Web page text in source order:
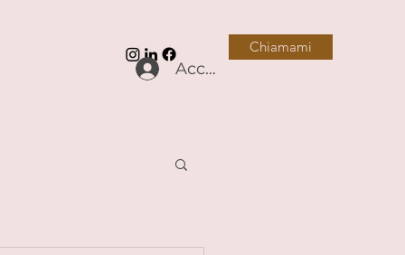
Chiamami
Accedi